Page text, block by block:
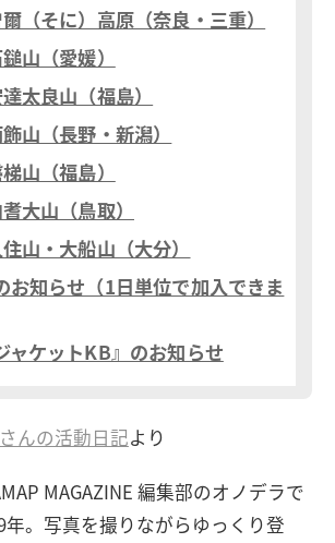
爾（そに）高原（奈良・三重）
山（愛媛）
太良山（福島）
飾山（長野・新潟）
山（福島）
大山（鳥取）
住山・大船山（大分）
お知らせ（1日単位で加入できま
ャケットKB』のお知らせ
んの活動日記より
MAGAZINE 編集部のオノデラで
年。写真を撮りながらゆっくり登